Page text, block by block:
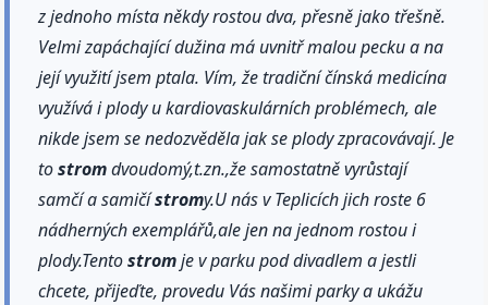
z jednoho místa někdy rostou dva, přesně jako třešně.
Velmi zapáchající dužina má uvnitř malou pecku a na
její využití jsem ptala. Vím, že tradiční čínská medicína
využívá i plody u kardiovaskulárních problémech, ale
nikde jsem se nedozvěděla jak se plody zpracovávají. Je
tostromdvoudomý,t.zn.,že samostatně vyrůstají
samčí a samičístromy.U nás v Teplicích jich roste 6
nádherných exemplářů,ale jen na jednom rostou i
plody.Tentostromje v parku pod divadlem a jestli
chcete, přijeďte, provedu Vás našimi parky a ukážu